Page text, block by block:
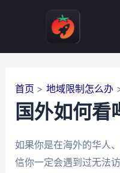
首页 地域限制怎么办
国外如何看
如果你是在海外的华人
信你一定会遇到过无法